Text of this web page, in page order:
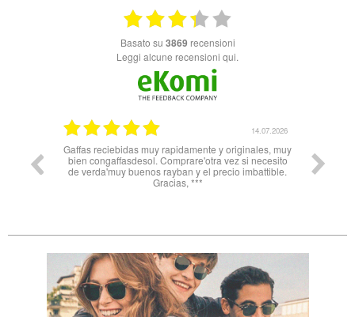
basato su 3869 recensioni
Leggi alcune recensioni qui.
14.07.2026
rapidamente y originales, muy
Comprare'otra vez si necesito
rayban y el precio imbattible.
Nn solo super celeri nelle
soprattutto servizio e spedizione
Spagna all’Italia in 3 gg lavorativi! Bravi